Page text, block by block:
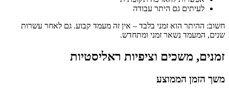
לעיתים גם היתר עבודה
חשוב: ההיתר הוא זמני בלבד – אין זה מעמד קבוע. גם לאחר עשרות
שנים, המעמד נשאר זמני ומתחדש.
זמנים, משכים וציפיות ראליסטיות
משך הזמן הממוצע